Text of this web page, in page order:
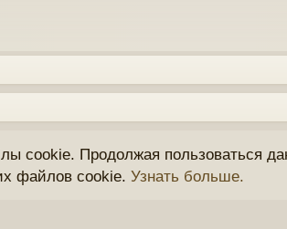
cookie. Продолжая пользоваться
файлов cookie. Узнать больше.